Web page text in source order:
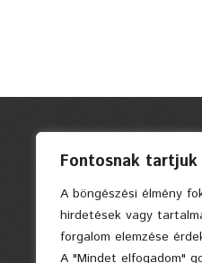
Fontosnak
A böngészési élmény
hirdetések vagy
forgalom elemzése
A "Mindet elfogadom"